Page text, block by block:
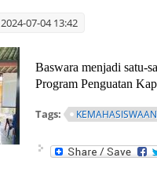
07-04 13:42
Baswara menjadi satu-
Program Penguatan
Tags: KEMAHASISWAAN